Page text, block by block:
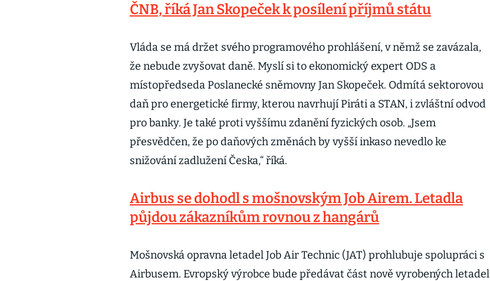
ČNB, říká Jan Skopeček k posílení příjmů státu
Vláda se má držet svého programového prohlášení, v němž se zavázala,
že nebude zvyšovat daně. Myslí si to ekonomický expert ODS a
místopředseda Poslanecké sněmovny Jan Skopeček. Odmítá sektorovou
daň pro energetické firmy, kterou navrhují Piráti a STAN, i zvláštní odvod
pro banky. Je také proti vyššímu zdanění fyzických osob. „Jsem
přesvědčen, že po daňových změnách by vyšší inkaso nevedlo ke
snižování zadlužení Česka,“ říká.
Airbus se dohodl s mošnovským Job Airem. Letadla
půjdou zákazníkům rovnou z hangárů
Mošnovská opravna letadel Job Air Technic (JAT) prohlubuje spolupráci s
Airbusem. Evropský výrobce bude předávat část nově vyrobených letadel